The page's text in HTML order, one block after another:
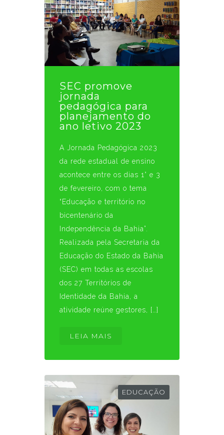
SEC promove
jornada
pedagógica para
planejamento do
ano letivo 2023
A Jornada Pedagógica 2023
da rede estadual de ensino
acontece entre os dias 1° e 3
de fevereiro, com o tema
“Educação e território no
bicentenário da
Independência da Bahia”.
Realizada pela Secretaria da
Educação do Estado da Bahia
(SEC) em todas as escolas
dos 27 Territórios de
Identidade da Bahia, a
atividade reúne gestores, […]
LEIA MAIS
EDUCAÇÃO